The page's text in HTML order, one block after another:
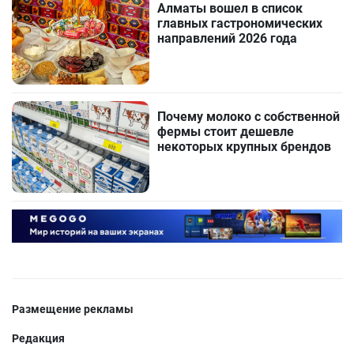
Алматы вошел в список
главных гастрономических
направлений 2026 года
Почему молоко с собственной
фермы стоит дешевле
некоторых крупных брендов
Размещение рекламы
Редакция